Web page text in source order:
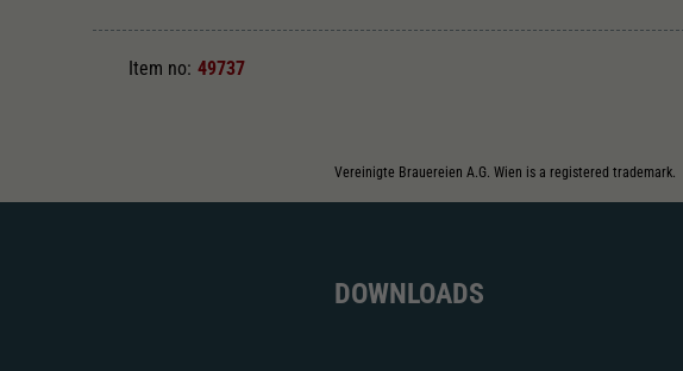
Item no: 49737
Vereinigte Brauereien A.G. Wien is a registered trademark.
DOWNLOADS
Zweck